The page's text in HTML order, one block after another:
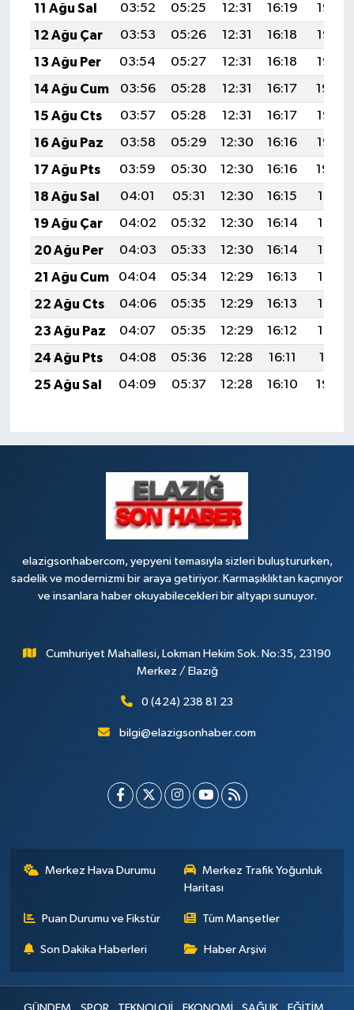
11 Ağu Sal
03:52 05:25 12:31 16:19
19:28
12 Ağu Çar
03:53 05:26 12:31 16:18
19:27
13 Ağu Per
03:54 05:27 12:31 16:18
19:25
14 Ağu Cum
03:56 05:28 12:31 16:17
19:24
15 Ağu Cts
03:57 05:28 12:31 16:17
19:23
16 Ağu Paz
03:58 05:29 12:30 16:16
19:22
17 Ağu Pts
03:59 05:30 12:30 16:16
19:20
18 Ağu Sal
04:01 05:31 12:30 16:15
19:19
19 Ağu Çar
04:02 05:32 12:30 16:14
19:18
20 Ağu Per
04:03 05:33 12:30 16:14
19:16
21 Ağu Cum
04:04 05:34 12:29 16:13
19:15
22 Ağu Cts
04:06 05:35 12:29 16:13
19:14
23 Ağu Paz
04:07 05:35 12:29 16:12
19:12
24 Ağu Pts
04:08 05:36 12:28 16:11
19:11
25 Ağu Sal
04:09 05:37 12:28 16:10 19:09
elazigsonhabercom, yepyeni temasıyla sizleri buluştururken,
sadelik ve modernizmi bir araya getiriyor. Karmaşıklıktan kaçınıyor
ve insanlara haber okuyabilecekleri bir altyapı sunuyor.
Cumhuriyet Mahallesi, Lokman Hekim Sok. No:35, 23190
Merkez / Elazığ
0 (424) 238 81 23
bilgi@elazigsonhaber.com
Merkez Hava Durumu
Merkez Trafik Yoğunluk
Haritası
Puan Durumu ve Fikstür Tüm Manşetler
Son Dakika Haberleri Haber Arşivi